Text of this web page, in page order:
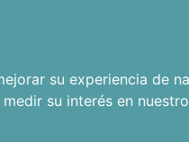
su experiencia de
medir su interés en